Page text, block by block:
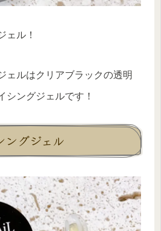
ェル！
ェルはクリアブラックの透明
シングジェルです！
ングジェル